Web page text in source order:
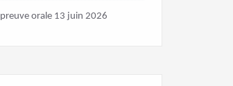
orale 13 juin 2026